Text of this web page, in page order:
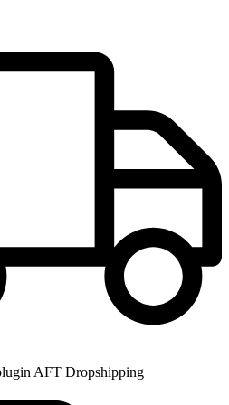
AFT Dropshipping